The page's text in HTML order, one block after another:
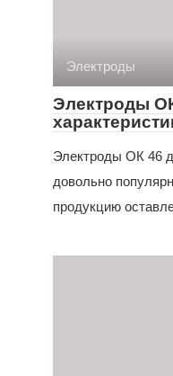
Электроды
Электроды
Электроды ОК 46
довольно
продукцию